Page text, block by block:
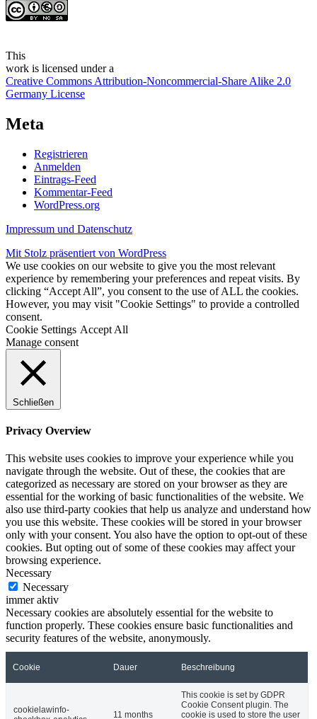
This
work is licensed under a
Creative Commons Attribution-Noncommercial-Share Alike 2.0
Germany License
Meta
Registrieren
Anmelden
Eintrags-Feed
Kommentar-Feed
WordPress.org
Impressum und Datenschutz
Mit Stolz präsentiert von WordPress
We use cookies on our website to give you the most relevant
experience by remembering your preferences and repeat visits. By
clicking “Accept All”, you consent to the use of ALL the cookies.
However, you may visit "Cookie Settings" to provide a controlled
consent.
Cookie Settings Accept All
Manage consent
Schließen
Privacy Overview
This website uses cookies to improve your experience while you
navigate through the website. Out of these, the cookies that are
categorized as necessary are stored on your browser as they are
essential for the working of basic functionalities of the website. We
also use third-party cookies that help us analyze and understand how
you use this website. These cookies will be stored in your browser
only with your consent. You also have the option to opt-out of these
cookies. But opting out of some of these cookies may affect your
browsing experience.
Necessary
Necessary
immer aktiv
Necessary cookies are absolutely essential for the website to
function properly. These cookies ensure basic functionalities and
security features of the website, anonymously.
Cookie Dauer Beschreibung
cookielawinfo-
11 months
This cookie is set by GDPR
Cookie Consent plugin. The
cookie is used to store the user